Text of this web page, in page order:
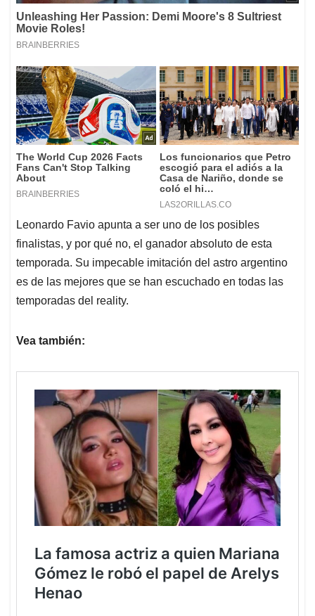
Leonardo Favio apunta a ser uno de los posibles
finalistas, y por qué no, el ganador absoluto de esta
temporada. Su impecable imitación del astro argentino
es de las mejores que se han escuchado en todas las
temporadas del reality.
Vea también: